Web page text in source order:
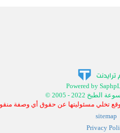
Powered by
تخلي مسئوليتها عن حقوق أي وصفة
sitemap
Privacy